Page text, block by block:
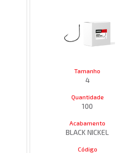
Tamanho
4
Quantidade
100
Acabamento
BLACK NICKEL
Código